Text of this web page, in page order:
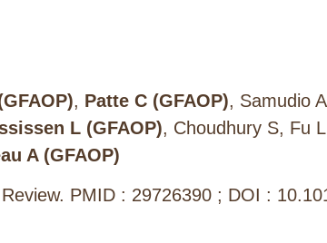
, Patte C (GFAOP), Samudio
L (GFAOP), Choudhury S, Fu
A (GFAOP)
PMID : 29726390 ; DOI :